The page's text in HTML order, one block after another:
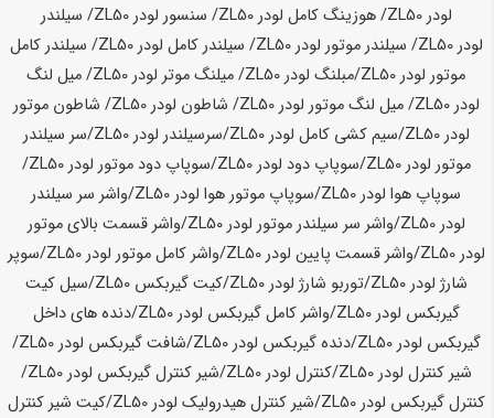
لودرZL50 / هوزینگ کامل لودرZL50 / سنسور لودرZL50
/ سیلندر
لودرZL50 / سیلندر موتور لودرZL50 / سیلندر کامل لودرZL50
/ سیلندر کامل
موتور لودر
/مبلنگ لودر / میلنگ موتر لودر
/ میل لنگ
لودرZL50 / میل لنگ موتور لودرZL50 / شاطون لودرZL50
/ شاطون موتور
لودرZL50 /سیم کشی کامل لودرZL50 /سرسیلندر لودرZL50
/سر سیلندر
موتور لودرZL50 /سوپاپ دود لودرZL50 /سوپاپ دود موتور لودرZL50
/
سوپاپ هوا لودر
/سوپاپ موتور هوا لودر
/واشر سر سیلندر
لودرZL50 /واشر سر سیلندر موتور لودرZL50
/واشر قسمت بالای موتور
لودرZL50 /واشر قسمت پایین لودرZL50 /واشر کامل موتور لودرZL50
/سوپر
شارژ لودرZL50 /توربو شارژ لودرZL50 /کیت گیربکس ZL50
/سیل کیت
گیربکس لودرZL50 /واشر کامل گیربکس لودرZL50
/دنده های داخل
گیربکس لودرZL50 /دنده گیربکس لودرZL50 /شافت گیربکس لودرZL50
/
شیر کنترل لودرZL50 /کنترل لودرZL50 /شیر کنترل گیربکس لودرZL50
/
کنترل گیربکس لودرZL50 /شیر کنترل هیدرولیک لودرZL50
/کیت شیر کنترل